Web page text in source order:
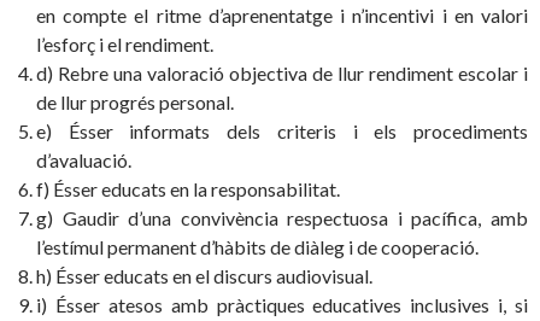
en compte el ritme d’aprenentatge i n’incentivi i en valori
l’esforç i el rendiment.
d) Rebre una valoració objectiva de llur rendiment escolar i
de llur progrés personal.
e) Ésser informats dels criteris i els procediments
d’avaluació.
f) Ésser educats en la responsabilitat.
g) Gaudir d’una convivència respectuosa i pacífica, amb
l’estímul permanent d’hàbits de diàleg i de cooperació.
h) Ésser educats en el discurs audiovisual.
i) Ésser atesos amb pràctiques educatives inclusives i, si